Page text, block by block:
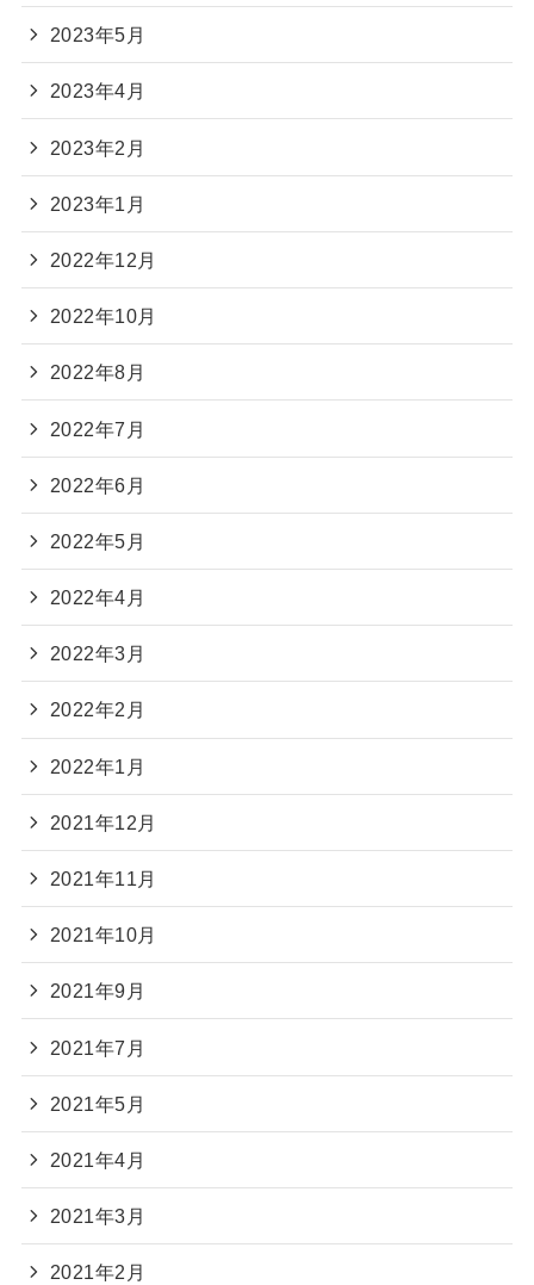
2023年5月
2023年4月
2023年2月
2023年1月
2022年12月
2022年10月
2022年8月
2022年7月
2022年6月
2022年5月
2022年4月
2022年3月
2022年2月
2022年1月
2021年12月
2021年11月
2021年10月
2021年9月
2021年7月
2021年5月
2021年4月
2021年3月
2021年2月